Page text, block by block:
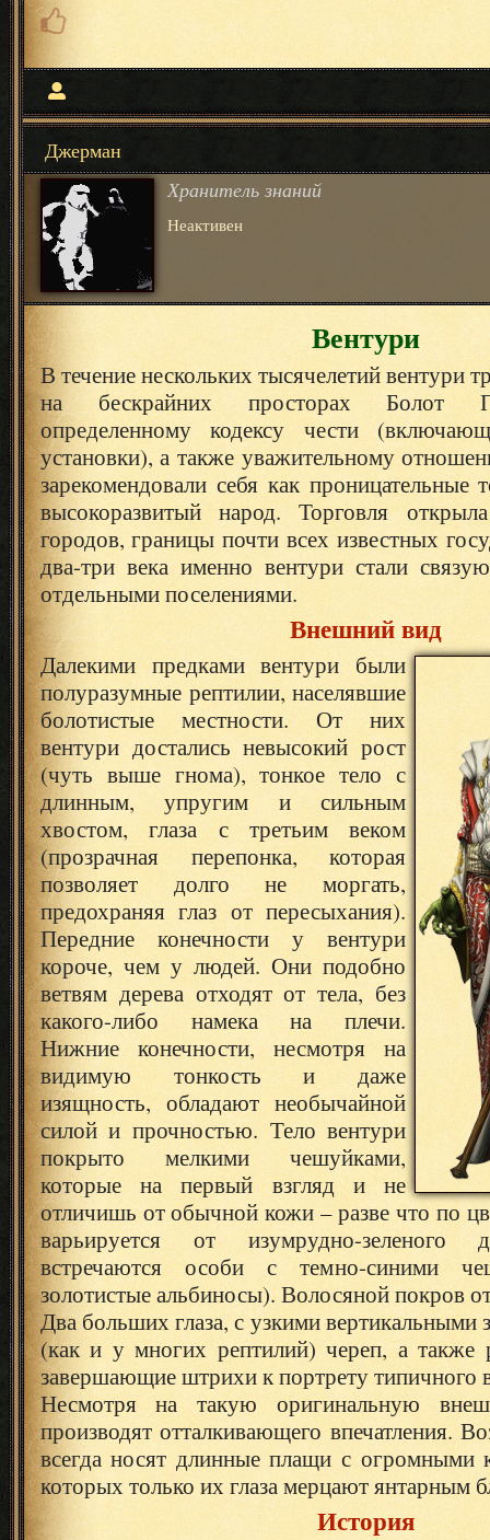
Джерман
Хранитель знаний
Неактивен
Вентури
В течение нескольких тысячелетий вентури
на бескрайних просторах Болот
определенному кодексу чести
установки), а также уважительному
зарекомендовали себя как проницательные
высокоразвитый народ. Торговля
городов, границы почти всех известных
два-три века именно вентури стали
отдельными поселениями.
Внешний вид
Далекими предками вентури были
полуразумные рептилии, населявшие
болотистые местности. От них
вентури достались невысокий рост
(чуть выше гнома), тонкое тело с
длинным, упругим и сильным
хвостом, глаза с третьим веком
(прозрачная перепонка, которая
позволяет долго не моргать,
предохраняя глаз от пересыхания).
Передние конечности у вентури
короче, чем у людей. Они подобно
ветвям дерева отходят от тела, без
какого-либо намека на плечи.
Нижние конечности, несмотря на
видимую тонкость и даже
изящность, обладают необычайной
силой и прочностью. Тело вентури
покрыто мелкими чешуйками,
которые на первый взгляд и не
отличишь от обычной кожи – разве что по
варьируется от изумрудно-зеленого
встречаются особи с темно-синими
золотистые альбиносы). Волосяной покров
Два больших глаза, с узкими вертикальными
(как и у многих рептилий) череп, а также
завершающие штрихи к портрету типичного
Несмотря на такую оригинальную
производят отталкивающего впечатления.
всегда носят длинные плащи с
которых только их глаза мерцают янтарным
История